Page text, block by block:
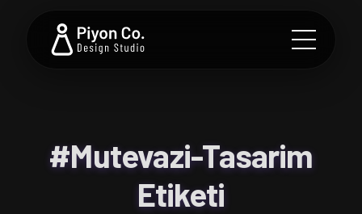
#Mutevazi-Tasarim
Etiketi